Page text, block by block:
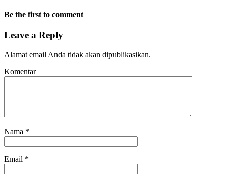
Be the first to comment
Leave a Reply
Alamat email Anda tidak akan dipublikasikan.
Komentar
Nama *
Email *